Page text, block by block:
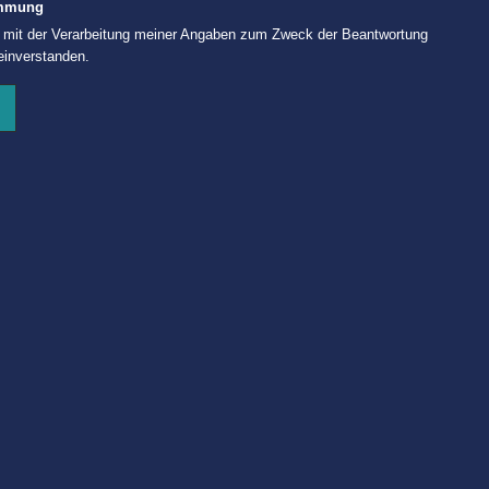
der Verarbeitung meiner Angaben zum Zweck der Beantwortung